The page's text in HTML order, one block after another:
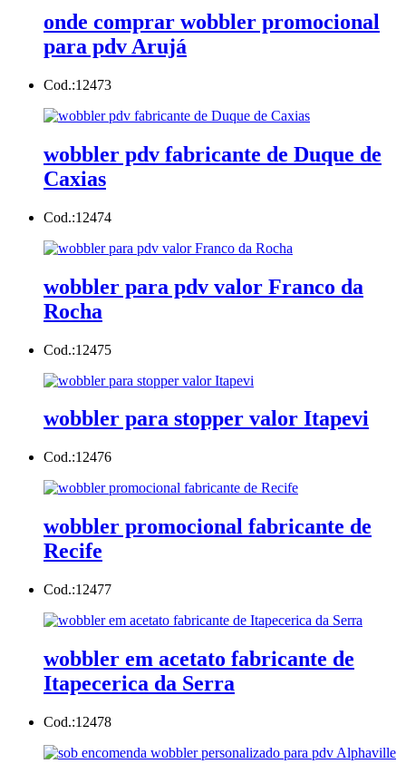
onde comprar wobbler promocional
para pdv Arujá
Cod.:12473
wobbler pdv fabricante de Duque de
Caxias
Cod.:12474
wobbler para pdv valor Franco da
Rocha
Cod.:12475
wobbler para stopper valor Itapevi
Cod.:12476
wobbler promocional fabricante de
Recife
Cod.:12477
wobbler em acetato fabricante de
Itapecerica da Serra
Cod.:12478